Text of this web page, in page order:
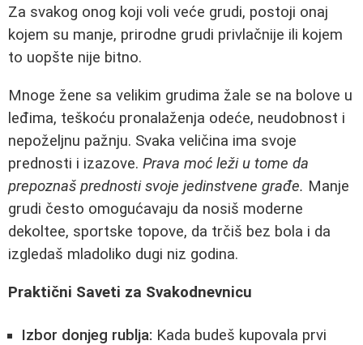
Za svakog onog koji voli veće grudi, postoji onaj
kojem su manje, prirodne grudi privlačnije ili kojem
to uopšte nije bitno.
Mnoge žene sa velikim grudima žale se na bolove u
leđima, teškoću pronalaženja odeće, neudobnost i
nepoželjnu pažnju. Svaka veličina ima svoje
prednosti i izazove. Prava moć leži u tome da
prepoznaš prednosti svoje jedinstvene građe. Manje
grudi često omogućavaju da nosiš moderne
dekoltee, sportske topove, da trčiš bez bola i da
izgledaš mladoliko dugi niz godina.
Praktični Saveti za Svakodnevnicu
Izbor donjeg rublja: Kada budeš kupovala prvi